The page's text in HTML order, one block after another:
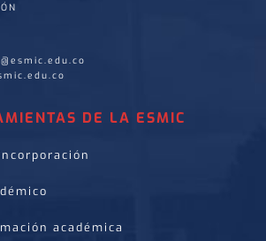
DE LA ESMIC
académica